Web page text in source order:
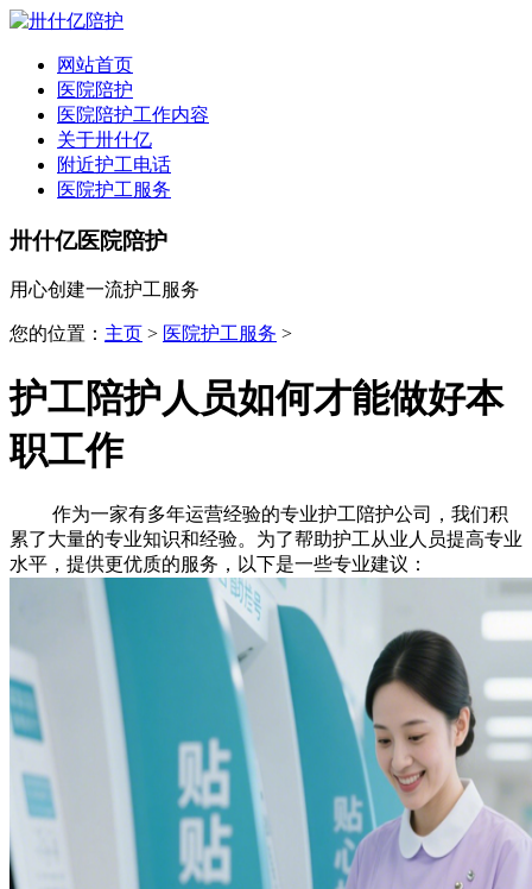
网站首页
医院陪护
医院陪护工作内容
关于卅什亿
附近护工电话
医院护工服务
卅什亿医院陪护
用心创建一流护工服务
您的位置： 主页 > 医院护工服务 >
护工陪护人员如何才能做好本
职工作
作为一家有多年运营经验的专业护工陪护公司，我们积
累了大量的专业知识和经验。为了帮助护工从业人员提高专业
水平，提供更优质的服务，以下是一些专业建议：